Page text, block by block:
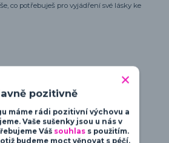
co potřebuješ pro vyjádření své lásky ke
pozitivně
máme rádi pozitivní výchovu a
Vaše sušenky jsou u nás v
Váš souhlass použitím.
budeme moct věnovat s péčí,